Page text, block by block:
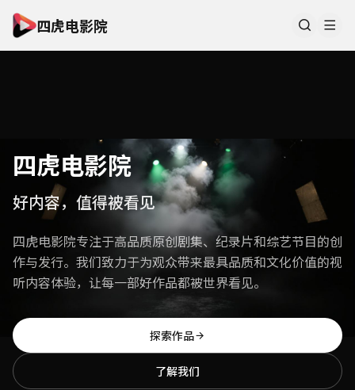
四虎电影院
四虎电影院
好内容，值得被看见
四虎电影院专注于高品质原创剧集、纪录片和综艺节目的创
作与发行。我们致力于为观众带来最具品质和文化价值的视
听内容体验，让每一部好作品都被世界看见。
探索作品
了解我们